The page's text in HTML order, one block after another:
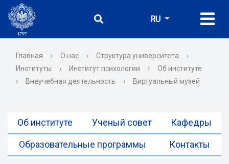
RU
Главная › О нас › Структура университета
›
Институты
› Институт психологии ›
Об институте
›
Внеучебная деятельность › Виртуальный музей
Об институте Ученый совет Кафедры
Образовательные программы Контакты